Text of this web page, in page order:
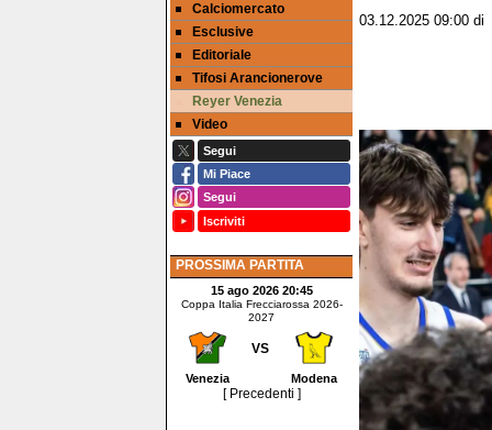
Calciomercato
Esclusive
Editoriale
Tifosi Arancionerove
Reyer Venezia
Video
Segui
Mi Piace
Segui
Iscriviti
PROSSIMA PARTITA
15 ago 2026 20:45
Coppa Italia Frecciarossa 2026-
2027
VS
Venezia Modena
[ Precedenti ]
03.12.2025 09:00 di